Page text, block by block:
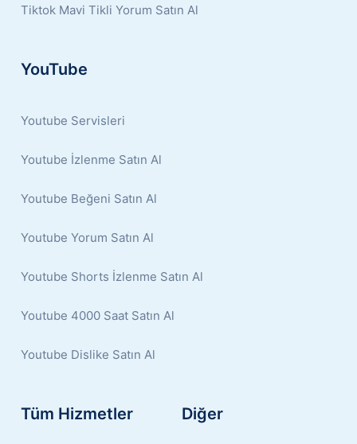
Tiktok Mavi Tikli Yorum Satın Al
YouTube
Youtube Servisleri
Youtube İzlenme Satın Al
Youtube Beğeni Satın Al
Youtube Yorum Satın Al
Youtube Shorts İzlenme Satın Al
Youtube 4000 Saat Satın Al
Youtube Dislike Satın Al
Tüm Hizmetler Diğer